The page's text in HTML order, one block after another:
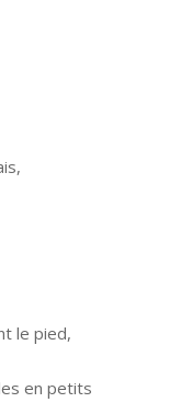
le pied,
en petits